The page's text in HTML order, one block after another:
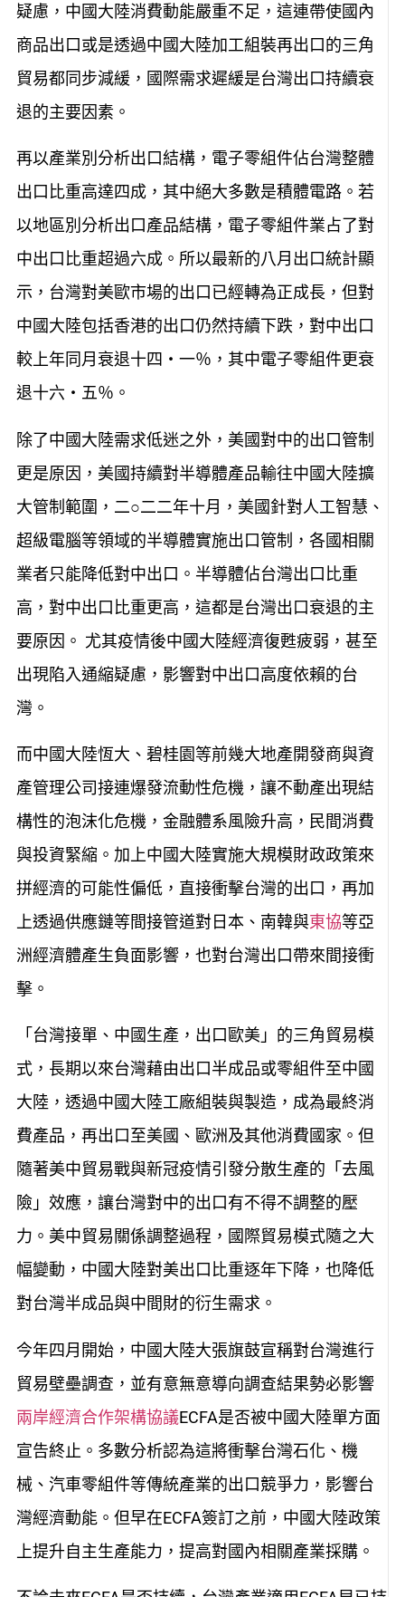
疑慮，中國大陸消費動能嚴重不足，這連帶使國內
商品出口或是透過中國大陸加工組裝再出口的三角
貿易都同步減緩，國際需求遲緩是台灣出口持續衰
退的主要因素。
再以產業別分析出口結構，電子零組件佔台灣整體
出口比重高達四成，其中絕大多數是積體電路。若
以地區別分析出口產品結構，電子零組件業占了對
中出口比重超過六成。所以最新的八月出口統計顯
示，台灣對美歐市場的出口已經轉為正成長，但對
中國大陸包括香港的出口仍然持續下跌，對中出口
較上年同月衰退十四‧一％，其中電子零組件更衰
退十六‧五％。
除了中國大陸需求低迷之外，美國對中的出口管制
更是原因，美國持續對半導體產品輸往中國大陸擴
大管制範圍，二○二二年十月，美國針對人工智慧、
超級電腦等領域的半導體實施出口管制，各國相關
業者只能降低對中出口。半導體佔台灣出口比重
高，對中出口比重更高，這都是台灣出口衰退的主
要原因。 尤其疫情後中國大陸經濟復甦疲弱，甚至
出現陷入通縮疑慮，影響對中出口高度依賴的台
灣。
而中國大陸恆大、碧桂園等前幾大地產開發商與資
產管理公司接連爆發流動性危機，讓不動產出現結
構性的泡沫化危機，金融體系風險升高，民間消費
與投資緊縮。加上中國大陸實施大規模財政政策來
拼經濟的可能性偏低，直接衝擊台灣的出口，再加
上透過供應鏈等間接管道對日本、南韓與東協等亞
洲經濟體產生負面影響，也對台灣出口帶來間接衝
擊。
「台灣接單、中國生產，出口歐美」的三角貿易模
式，長期以來台灣藉由出口半成品或零組件至中國
大陸，透過中國大陸工廠組裝與製造，成為最終消
費產品，再出口至美國、歐洲及其他消費國家。但
隨著美中貿易戰與新冠疫情引發分散生產的「去風
險」效應，讓台灣對中的出口有不得不調整的壓
力。美中貿易關係調整過程，國際貿易模式隨之大
幅變動，中國大陸對美出口比重逐年下降，也降低
對台灣半成品與中間財的衍生需求。
今年四月開始，中國大陸大張旗鼓宣稱對台灣進行
貿易壁壘調查，並有意無意導向調查結果勢必影響
兩岸經濟合作架構協議ECFA是否被中國大陸單方面
宣告終止。多數分析認為這將衝擊台灣石化、機
械、汽車零組件等傳統產業的出口競爭力，影響台
灣經濟動能。但早在ECFA簽訂之前，中國大陸政策
上提升自主生產能力，提高對國內相關產業採購。